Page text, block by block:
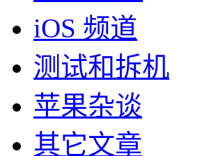
iOS 频道
测试和拆机
苹果杂谈
其它文章